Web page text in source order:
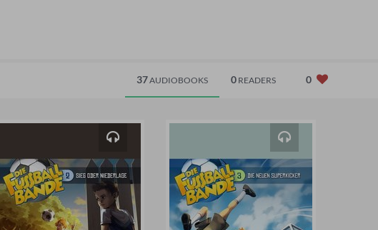
37AUDIOBOOKS 0 READERS 0